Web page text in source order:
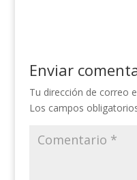
Enviar
Tu dirección de correo
Los campos